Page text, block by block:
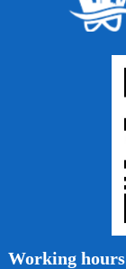
牙列不齊
Working hours